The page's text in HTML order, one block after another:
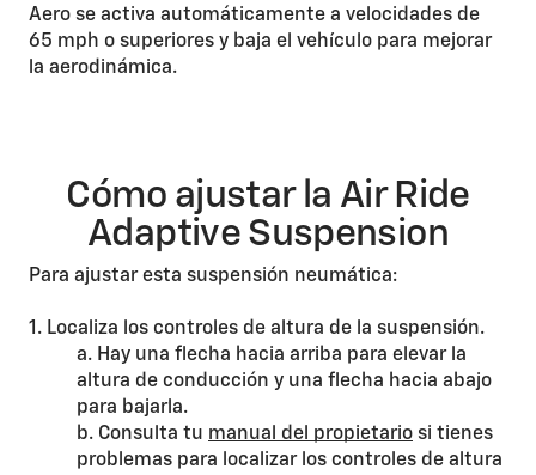
Aero se activa automáticamente a velocidades de
65 mph o superiores y baja el vehículo para mejorar
la aerodinámica.
Cómo ajustar la Air Ride
Adaptive Suspension
Para ajustar esta suspensión neumática:
1. Localiza los controles de altura de la suspensión.
a. Hay una flecha hacia arriba para elevar la
altura de conducción y una flecha hacia abajo
para bajarla.
b. Consulta tu manual del propietario si tienes
problemas para localizar los controles de altura